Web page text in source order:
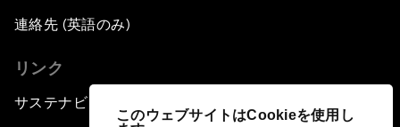
このウェブサイトはCookieを使用し
連絡先 (英語のみ)
リンク
サステナビリティへの取り組み